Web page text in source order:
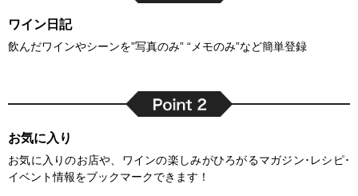
ワイン日記
飲んだワインやシーンを”写真のみ” “メモのみ”など簡単登録
お気に入り
お気に入りのお店や、ワインの楽しみがひろがるマガジン･レシピ･
イベント情報をブックマークできます！